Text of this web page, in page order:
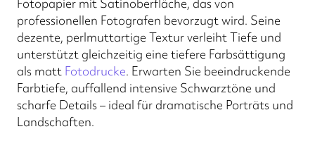
professionellen Fotografen bevorzugt wird. Seine
dezente, perlmuttartige Textur verleiht Tiefe und
unterstützt gleichzeitig eine tiefere Farbsättigung
als matt Fotodrucke. Erwarten Sie beeindruckende
Farbtiefe, auffallend intensive Schwarztöne und
scharfe Details – ideal für dramatische Porträts und
Landschaften.